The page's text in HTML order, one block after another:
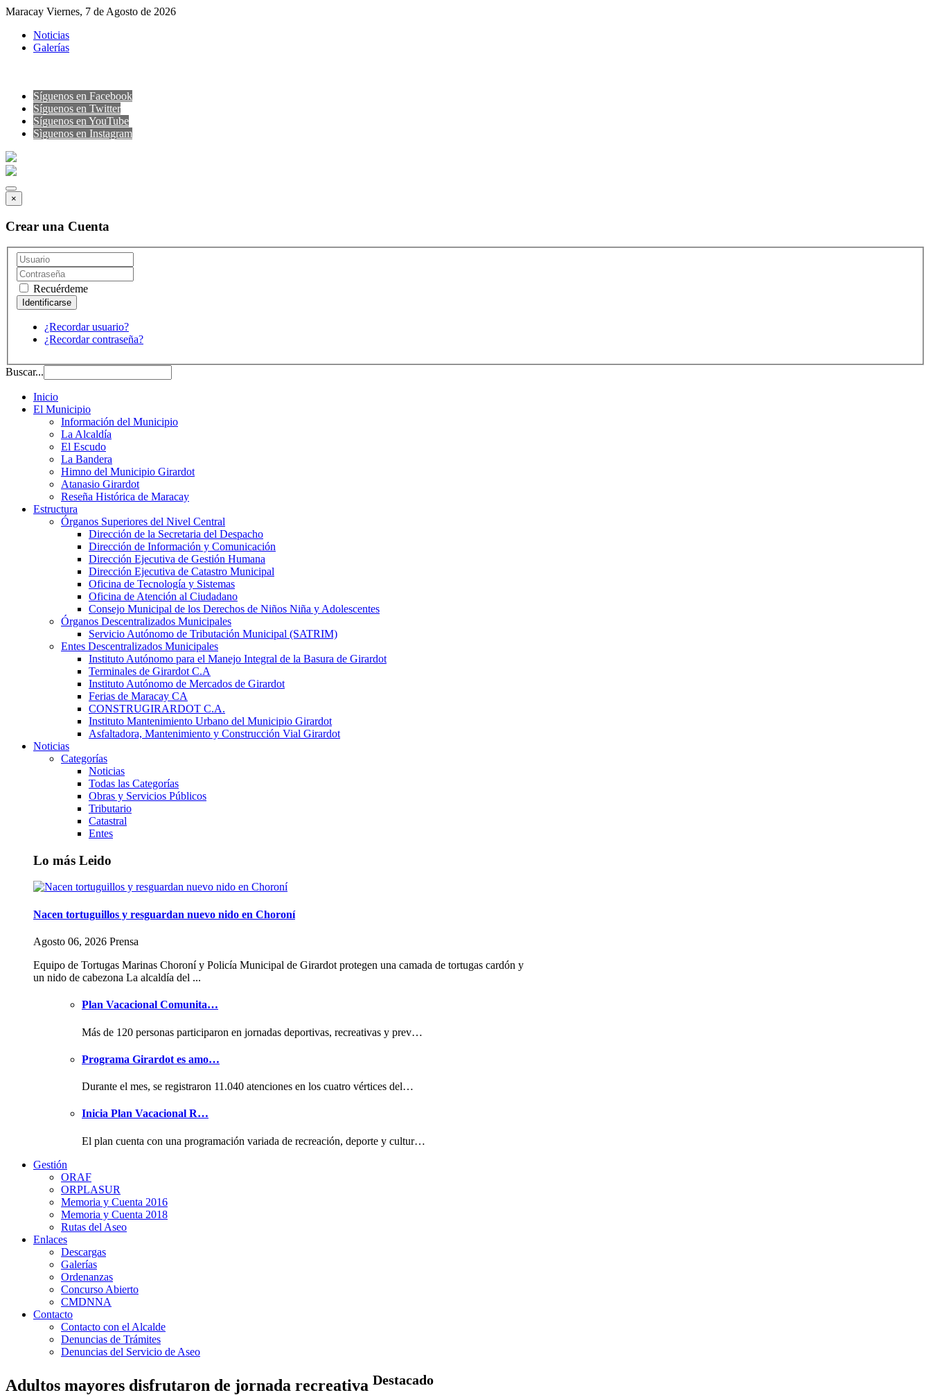
Maracay Viernes, 7 de Agosto de 2026
Noticias
Galerías
Síguenos en Facebook
Síguenos en Twitter
Síguenos en YouTube
Sìguenos en Instagram
×
Crear una Cuenta
Recuérdeme
¿Recordar usuario?
¿Recordar contraseña?
Buscar...
Inicio
El Municipio
Información del Municipio
La Alcaldía
El Escudo
La Bandera
Himno del Municipio Girardot
Atanasio Girardot
Reseña Histórica de Maracay
Estructura
Órganos Superiores del Nivel Central
Dirección de la Secretaria del Despacho
Dirección de Información y Comunicación
Dirección Ejecutiva de Gestión Humana
Dirección Ejecutiva de Catastro Municipal
Oficina de Tecnología y Sistemas
Oficina de Atención al Ciudadano
Consejo Municipal de los Derechos de Niños Niña y Adolescentes
Órganos Descentralizados Municipales
Servicio Autónomo de Tributación Municipal (SATRIM)
Entes Descentralizados Municipales
Instituto Autónomo para el Manejo Integral de la Basura de Girardot
Terminales de Girardot C.A
Instituto Autónomo de Mercados de Girardot
Ferias de Maracay CA
CONSTRUGIRARDOT C.A.
Instituto Mantenimiento Urbano del Municipio Girardot
Asfaltadora, Mantenimiento y Construcción Vial Girardot
Noticias
Categorías
Noticias
Todas las Categorías
Obras y Servicios Públicos
Tributario
Catastral
Entes
Lo más Leido
Nacen tortuguillos y resguardan nuevo nido en Choroní
Agosto 06, 2026 Prensa
Equipo de Tortugas Marinas Choroní y Policía Municipal de Girardot protegen una camada de tortugas cardón y
un nido de cabezona La alcaldía del ...
Plan Vacacional Comunita…
Más de 120 personas participaron en jornadas deportivas, recreativas y prev…
Programa Girardot es amo…
Durante el mes, se registraron 11.040 atenciones en los cuatro vértices del…
Inicia Plan Vacacional R…
El plan cuenta con una programación variada de recreación, deporte y cultur…
Gestión
ORAF
ORPLASUR
Memoria y Cuenta 2016
Memoria y Cuenta 2018
Rutas del Aseo
Enlaces
Descargas
Galerías
Ordenanzas
Concurso Abierto
CMDNNA
Contacto
Contacto con el Alcalde
Denuncias de Trámites
Denuncias del Servicio de Aseo
Adultos mayores disfrutaron de jornada recreativa Destacado